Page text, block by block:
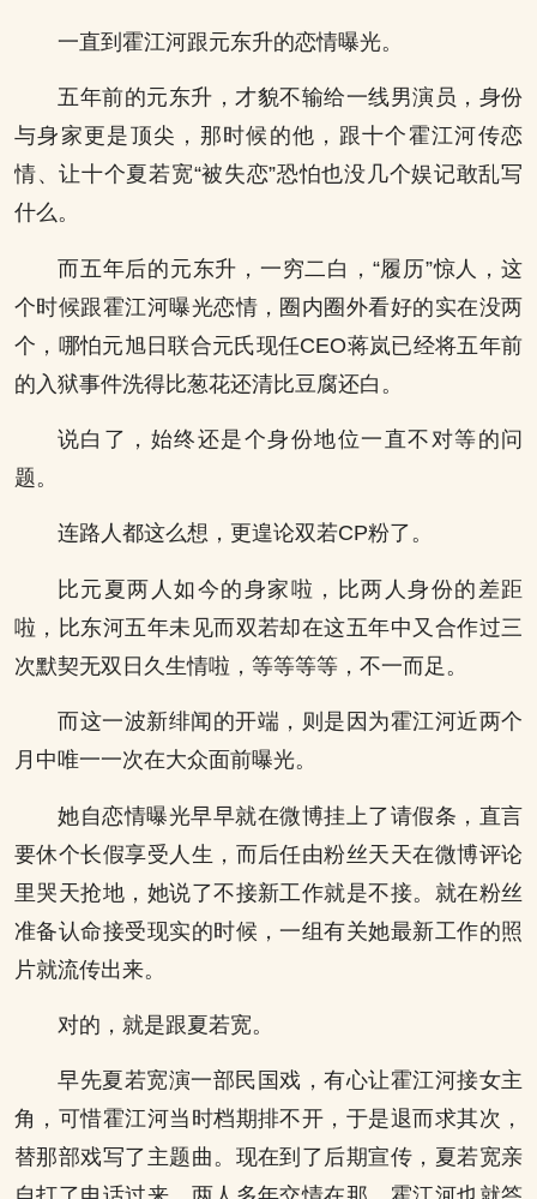
一直到霍江河跟元东升的恋情曝光。
五年前的元东升，才貌不输给一线男演员，身份
与身家更是顶尖，那时候的他，跟十个霍江河传恋
情、让十个夏若宽“被失恋”恐怕也没几个娱记敢乱写
什么。
而五年后的元东升，一穷二白，“履历”惊人，这
个时候跟霍江河曝光恋情，圈内圈外看好的实在没两
个，哪怕元旭日联合元氏现任CEO蒋岚已经将五年前
的入狱事件洗得比葱花还清比豆腐还白。
说白了，始终还是个身份地位一直不对等的问
题。
连路人都这么想，更遑论双若CP粉了。
比元夏两人如今的身家啦，比两人身份的差距
啦，比东河五年未见而双若却在这五年中又合作过三
次默契无双日久生情啦，等等等等，不一而足。
而这一波新绯闻的开端，则是因为霍江河近两个
月中唯一一次在大众面前曝光。
她自恋情曝光早早就在微博挂上了请假条，直言
要休个长假享受人生，而后任由粉丝天天在微博评论
里哭天抢地，她说了不接新工作就是不接。就在粉丝
准备认命接受现实的时候，一组有关她最新工作的照
片就流传出来。
对的，就是跟夏若宽。
早先夏若宽演一部民国戏，有心让霍江河接女主
角，可惜霍江河当时档期排不开，于是退而求其次，
替那部戏写了主题曲。现在到了后期宣传，夏若宽亲